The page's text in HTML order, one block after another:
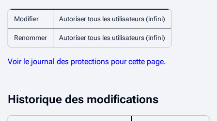
Modifier Autoriser tous les utilisateurs (infini)
Renommer Autoriser tous les utilisateurs (infini)
Voir le journal des protections pour cette page.
Historique des modifications